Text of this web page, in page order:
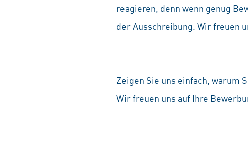
reagieren, denn wenn genug
der Ausschreibung. Wir freuen
Zeigen Sie uns einfach, warum
Wir freuen uns auf Ihre